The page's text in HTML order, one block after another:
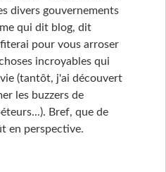
divers gouvernements
qui dit blog, dit
pour vous arroser
incroyables qui
(tantôt, j'ai découvert
les buzzers de
Bref, que de
en perspective.